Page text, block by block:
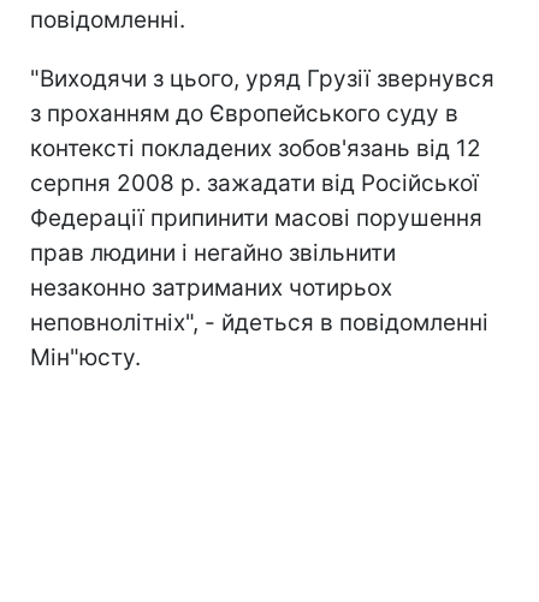
повідомленні.
"Виходячи з цього, уряд Грузії звернувся
з проханням до Європейського суду в
контексті покладених зобов'язань від 12
серпня 2008 р. зажадати від Російської
Федерації припинити масові порушення
прав людини і негайно звільнити
незаконно затриманих чотирьох
неповнолітніх", - йдеться в повідомленні
Мін"юсту.